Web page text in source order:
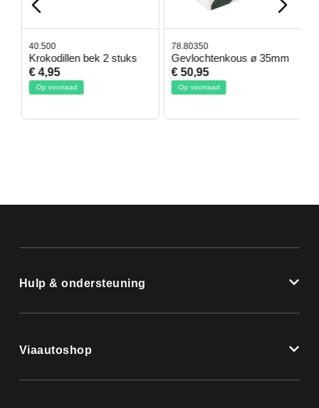
40.500
Krokodillen bek 2 stuks
€ 4,95
Op voorraad
78.80350
Gevlochtenkous ø 35mm
€ 50,95
Op voorraad
Hulp & ondersteuning
Viaautoshop